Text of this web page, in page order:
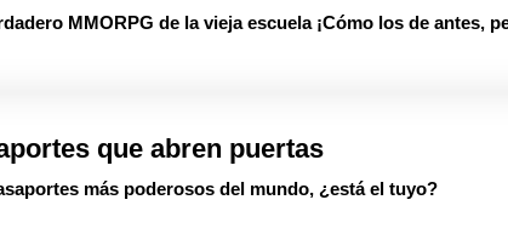
MMORPG de la vieja escuela ¡Cómo los de antes,
que abren puertas
más poderosos del mundo, ¿está el tuyo?